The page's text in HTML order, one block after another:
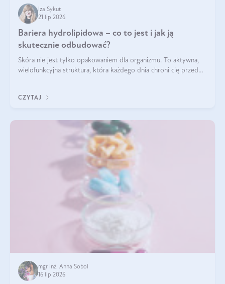
Iza Sykut
21 lip 2026
Bariera hydrolipidowa – co to jest i jak ją
skutecznie odbudować?
Skóra nie jest tylko opakowaniem dla organizmu. To aktywna,
wielofunkcyjna struktura, która każdego dnia chroni cię przed
bariera hydrolipidowa.
CZYTAJ
mgr inż. Anna Sobol
16 lip 2026